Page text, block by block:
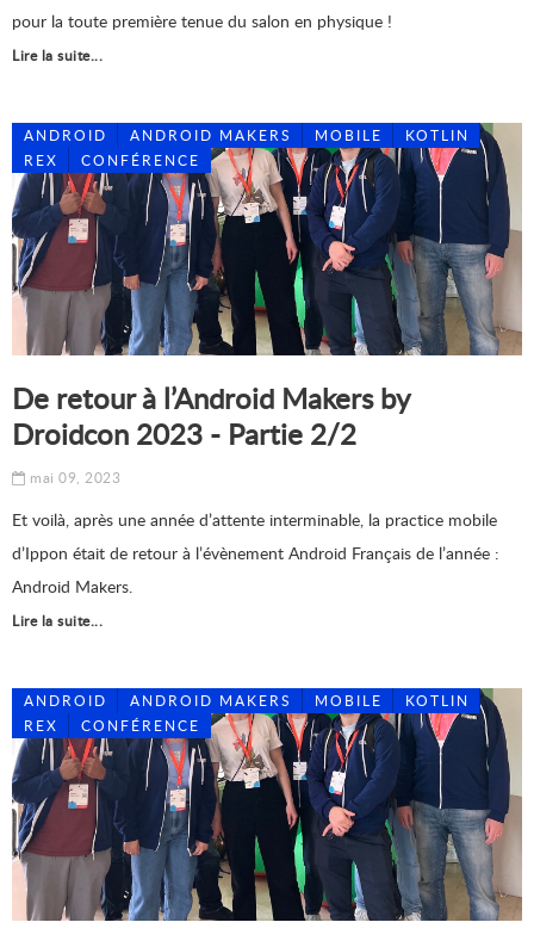
pour la toute première tenue du salon en physique !
Lire la suite...
ANDROID ANDROID MAKERS MOBILE
KOTLIN
REX
CONFÉRENCE
De retour à l’Android Makers by
Droidcon 2023 - Partie 2/2
mai 09, 2023
Et voilà, après une année d’attente interminable, la practice mobile
d’Ippon était de retour à l’évènement Android Français de l’année :
Android Makers.
Lire la suite...
ANDROID ANDROID MAKERS MOBILE
KOTLIN
REX
CONFÉRENCE